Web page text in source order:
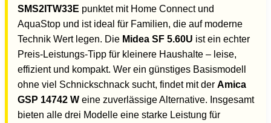
SMS2ITW33E punktet mit Home Connect und
AquaStop und ist ideal für Familien, die auf moderne
Technik Wert legen. Die Midea SF 5.60U ist ein echter
Preis-Leistungs-Tipp für kleinere Haushalte – leise,
effizient und kompakt. Wer ein günstiges Basismodell
ohne viel Schnickschnack sucht, findet mit der Amica
GSP 14742 W eine zuverlässige Alternative. Insgesamt
bieten alle drei Modelle eine starke Leistung für